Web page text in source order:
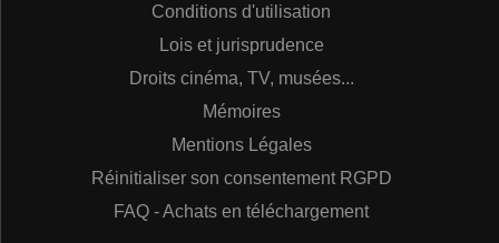
Conditions d'utilisation
Lois et jurisprudence
Droits cinéma, TV, musées...
Mémoires
Mentions Légales
Réinitialiser son consentement RGPD
FAQ - Achats en téléchargement